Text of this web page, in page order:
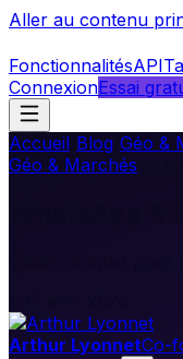
Aller au contenu
FonctionnalitésAPI
ConnexionEssai
Accueil Blog Géo &
Géo & Marchés
Guide complet
Arthur LyonnetCo-